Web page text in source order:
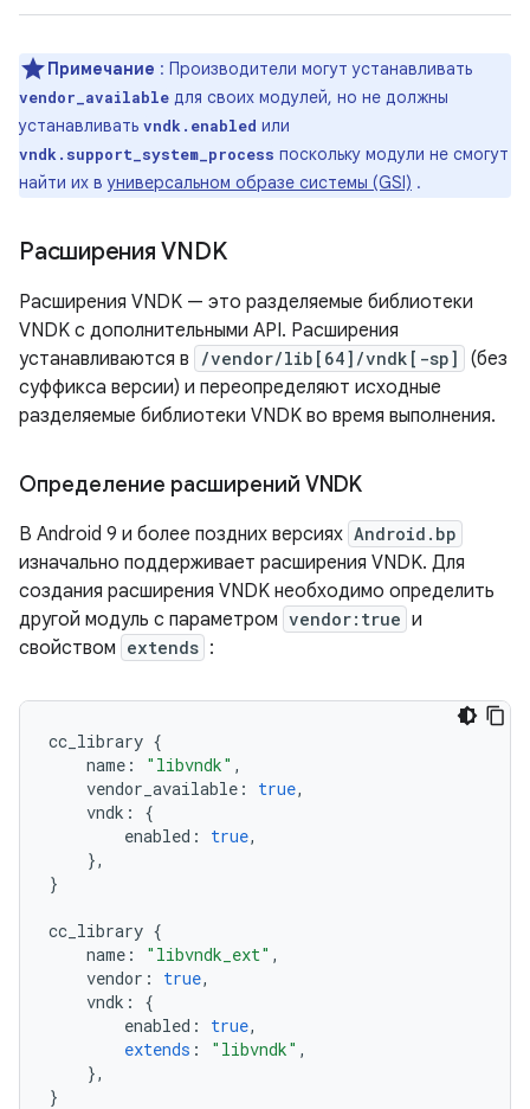
Примечание : Производители могут устанавливать
vendor_available для своих модулей, но не должны
устанавливать vndk.enabled или
vndk.support_system_process поскольку модули не смогут
найти их вуниверсальном образе системы (GSI) .
Расширения VNDK
Расширения VNDK — это разделяемые библиотеки
VNDK с дополнительными API. Расширения
устанавливаются в
/vendor/lib[64]/vndk[-sp]
(без
суффикса версии) и переопределяют исходные
разделяемые библиотеки VNDK во время выполнения.
Определение расширений VNDK
В Android 9 и более поздних версиях Android.bp
изначально поддерживает расширения VNDK. Для
создания расширения VNDK необходимо определить
другой модуль с параметром vendor:true и
свойством extends :
cc_library {
name : "libvndk" ,
vendor_available : true,
vndk :
{
enabled : true,
},
}
cc_library {
name : "libvndk_ext" ,
vendor : true,
vndk :
{
enabled : true,
extends : "libvndk" ,
},
}